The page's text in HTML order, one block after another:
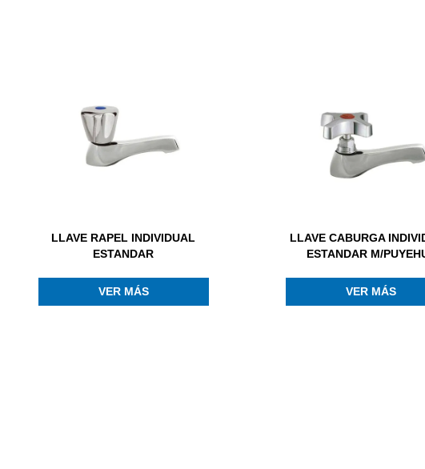
LLAVE RAPEL INDIVIDUAL
ESTANDAR
VER MÁS
LLAVE CABURGA
ESTANDAR M/
VER MÁS